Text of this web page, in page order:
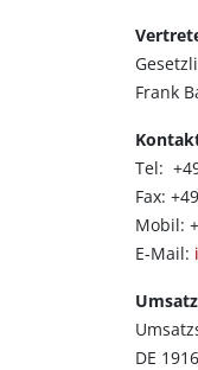
Frank
Tel:
Fax:
Mobil:
E-Mail:
DE